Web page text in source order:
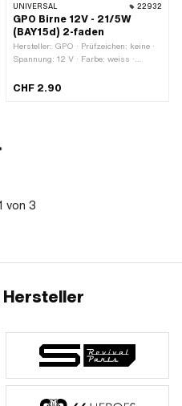
UNIVERSAL 22932
GPO Birne 12V - 21/5W
(BAY15d) 2-faden
Hersteller: GPO · Prüfzeichen: keine ·
Spannung: 12 V · Farbe: weiss ·
Gesamtlänge: 49 mm ·
CHF 2.90
von 3